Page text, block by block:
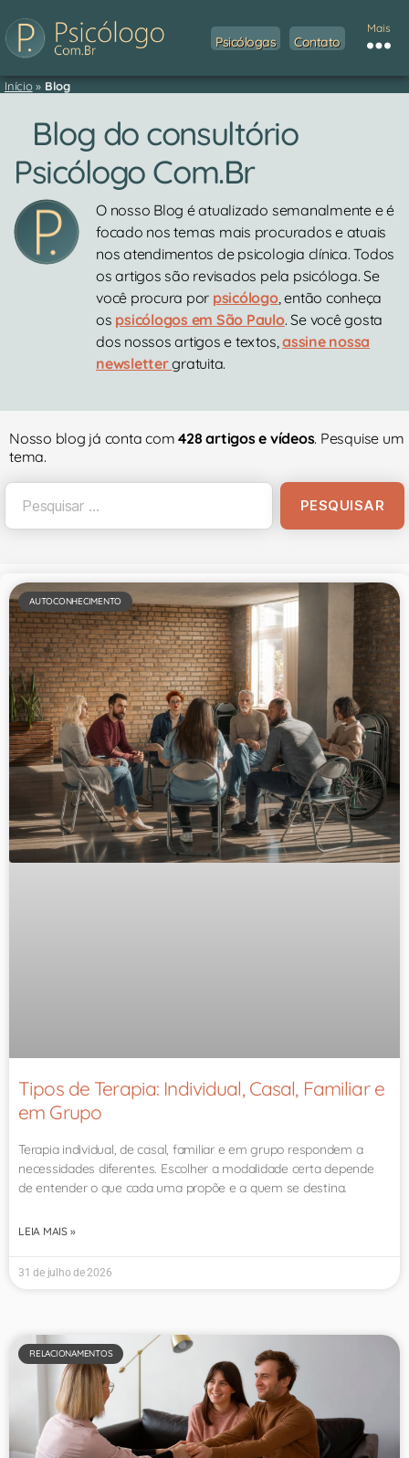
Psicólogas Contato
Mais
Início» Blog
Blog do consultório
Psicólogo Com.Br
O nosso Blog é atualizado semanalmente e é
focado nos temas mais procurados e atuais
nos atendimentos de psicologia clínica. Todos
os artigos são revisados pela psicóloga. Se
você procura por psicólogo, então conheça
os psicólogos em São Paulo. Se você gosta
dos nossos artigos e textos,assine nossa
newslettergratuita.
Nosso blog já conta com428 artigos e vídeos. Pesquise um
tema.
AUTOCONHECIMENTO
Tipos de Terapia: Individual, Casal, Familiar e
em Grupo
Terapia individual, de casal, familiar e em grupo respondem a
necessidades diferentes. Escolher a modalidade certa depende
de entender o que cada uma propõe e a quem se destina.
LEIA MAIS »
31 de julho de 2026
RELACIONAMENTOS